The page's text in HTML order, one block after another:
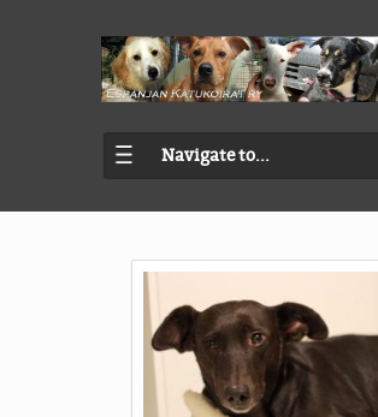
Navigate to...